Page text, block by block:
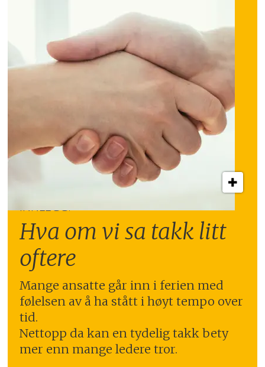
INNLEGG:
Hva om vi sa takk litt
oftere
Mange ansatte går inn i ferien med
følelsen av å ha stått i høyt tempo over
tid.
Nettopp da kan en tydelig takk bety
mer enn mange ledere tror.